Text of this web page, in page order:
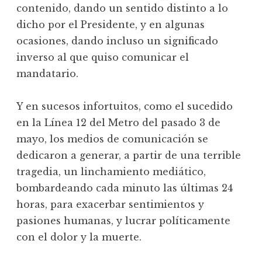
contenido, dando un sentido distinto a lo
dicho por el Presidente, y en algunas
ocasiones, dando incluso un significado
inverso al que quiso comunicar el
mandatario.
Y en sucesos infortuitos, como el sucedido
en la Línea 12 del Metro del pasado 3 de
mayo, los medios de comunicación se
dedicaron a generar, a partir de una terrible
tragedia, un linchamiento mediático,
bombardeando cada minuto las últimas 24
horas, para exacerbar sentimientos y
pasiones humanas, y lucrar políticamente
con el dolor y la muerte.